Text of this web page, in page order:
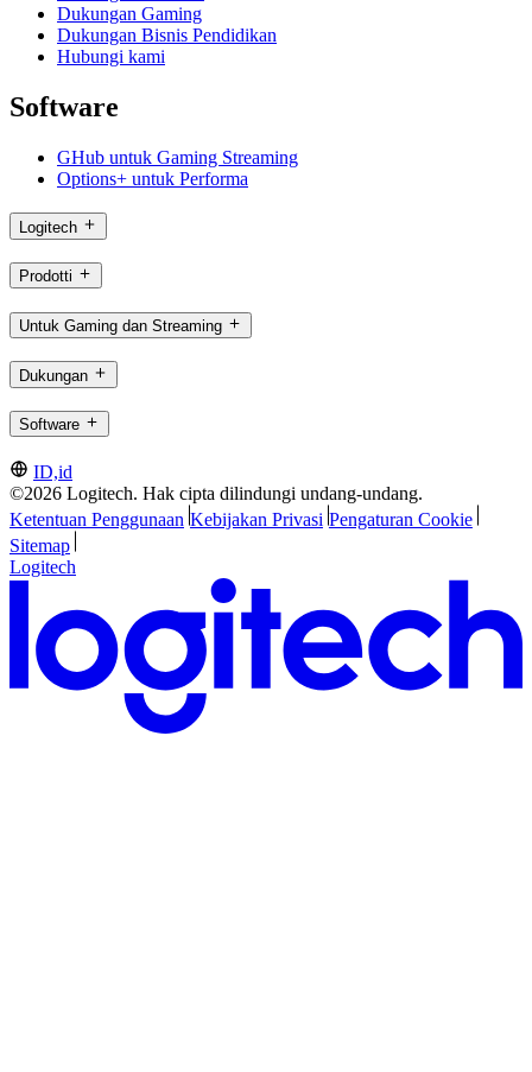
Dukungan Gaming
Dukungan Bisnis Pendidikan
Hubungi kami
Software
GHub untuk Gaming Streaming
Options+ untuk Performa
Logitech
Prodotti
Untuk Gaming dan Streaming
Dukungan
Software
ID,id
©2026 Logitech. Hak cipta dilindungi undang-undang.
Ketentuan Penggunaan Kebijakan Privasi Pengaturan Cookie
Sitemap
Logitech